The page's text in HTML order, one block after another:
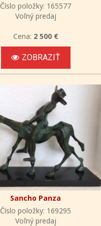
Číslo položky: 165577
Voľný predaj
Cena: 2 500 €
ZOBRAZIŤ
Sancho Panza
Číslo položky: 169295
Voľný predaj